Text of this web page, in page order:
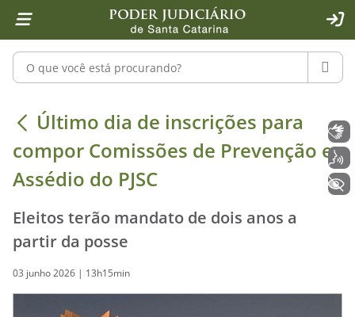
1 Ir para o conteúdo
2 Ir para a ferramenta de acessibilidade - Rybená
4 Ir para o menu principal
5 Ir para a pesquisa
6 Ir para o rodapé
7 Ir para a página inicial
Pesquisar no portal
Último dia de inscrições para
Último dia de inscrições para
compor Comissões de Prevenção e
Assédio do PJSC
Eleitos terão mandato de dois anos a
partir da posse
03 junho 2026 | 13h15min
Libras
Voz